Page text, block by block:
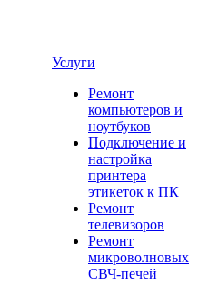
Услуги
Ремонт
компьютеров и
ноутбуков
Подключение и
настройка
принтера
этикеток к ПК
Ремонт
телевизоров
Ремонт
микроволновых
СВЧ-печей